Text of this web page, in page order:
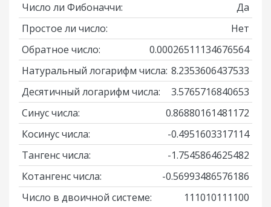
Число ли Фибоначчи:
Да
Простое ли число:
Нет
Обратное число:
0.00026511134676564
Натуральный логарифм числа: 8.2353606437533
Десятичный логарифм числа:
3.5765716840653
Синус числа:
0.86880161481172
Косинус числа:
-0.4951603317114
Тангенс числа:
-1.7545864625482
Котангенс числа:
-0.56993486576186
Число в двоичной системе:
111010111100